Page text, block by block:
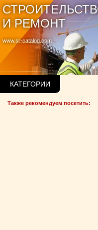
www.sr-catalog.com
И РЕМОНТ
КАТЕГОРИИ
Также рекомендуем посетить: